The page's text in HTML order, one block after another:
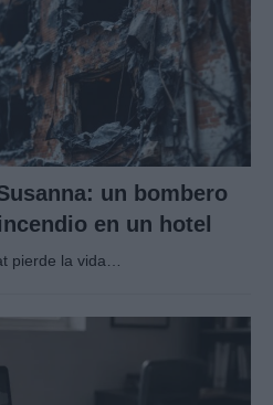
un bombero
en un hotel
pierde la vida…